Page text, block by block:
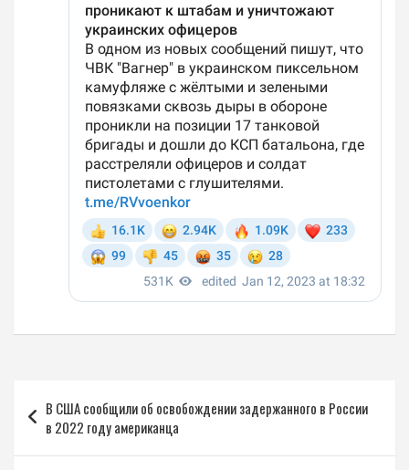
Навигация
по
записям
В США сообщили об освобождении задержанного в России
в 2022 году американца